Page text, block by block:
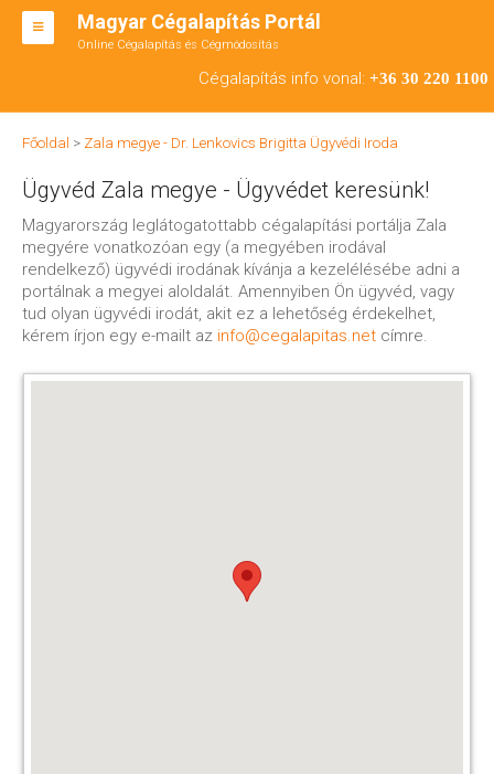
Magyar Cégalapítás Portál
Online Cégalapítás és Cégmódosítás
Cégalapítás info vonal: +36 30 220 1100
BT ALAPÍTÁS
CÉGMÓDOSÍTÁS
ÁTALAKULÁS
TEÁOR SZÁMOK '08
ENGEDÉLYKÖTELES
KAPCSOLAT
Főoldal > Zala megye - Dr. Lenkovics Brigitta Ügyvédi Iroda
Ügyvéd Zala megye - Ügyvédet keresünk!
Magyarország leglátogatottabb cégalapítási portálja Zala
megyére vonatkozóan egy (a megyében irodával
rendelkező) ügyvédi irodának kívánja a kezelélésébe adni a
portálnak a megyei aloldalát. Amennyiben Ön ügyvéd, vagy
tud olyan ügyvédi irodát, akit ez a lehetőség érdekelhet,
kérem írjon egy e-mailt az info@cegalapitas.net címre.